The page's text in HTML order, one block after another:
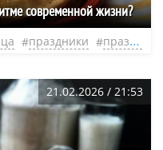
современной жизни?
праздники празднование
21.02.2026 / 21:53